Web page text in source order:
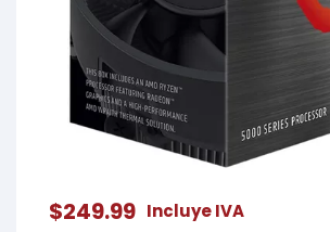
$249.99 Incluye IVA